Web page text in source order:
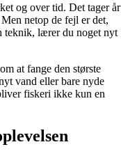
og over tid. Det tager år
netop de fejl er det,
teknik, lærer du noget nyt
at fange den største
vand eller bare nyde
fiskeri ikke kun en